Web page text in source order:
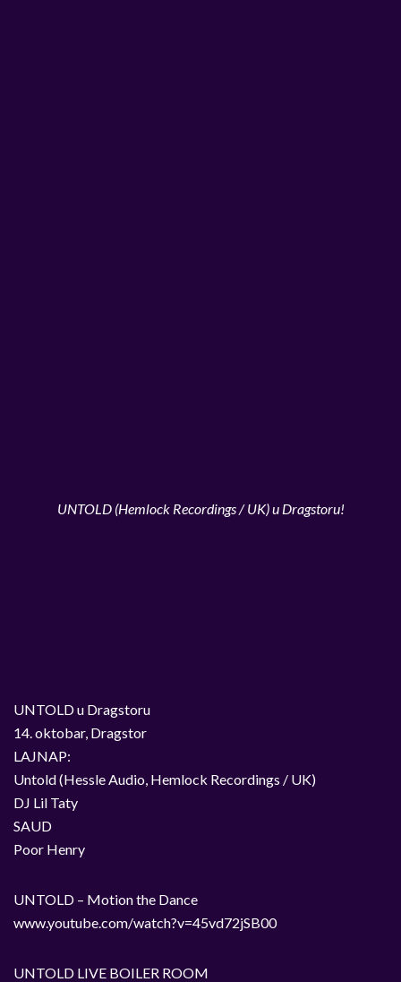
UNTOLD (Hemlock Recordings / UK) u Dragstoru!
UNTOLD u Dragstoru
14. oktobar, Dragstor
LAJNAP:
Untold (Hessle Audio, Hemlock Recordings / UK)
DJ Lil Taty
SAUD
Poor Henry
UNTOLD – Motion the Dance
www.youtube.com/watch?v=45vd72jSB00
UNTOLD LIVE BOILER ROOM